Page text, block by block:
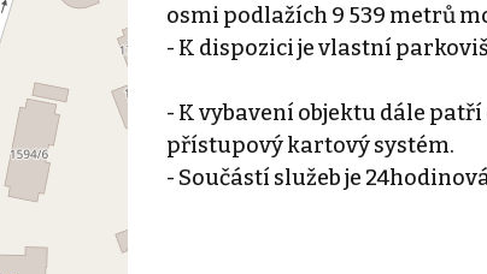
osmi podlažích 9 539 metrů
- K dispozici je vlastní
- K vybavení objektu dále
přístupový kartový systém.
- Součástí služeb je